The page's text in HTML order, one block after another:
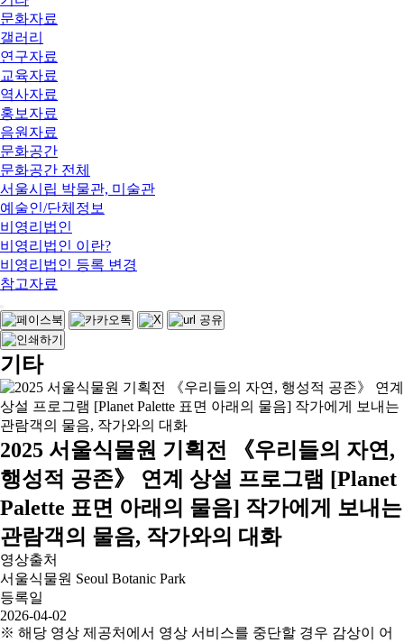
문화자료
갤러리
연구자료
교육자료
역사자료
홍보자료
음원자료
문화공간
문화공간 전체
서울시립 박물관, 미술관
예술인/단체정보
비영리법인
비영리법인 이란?
비영리법인 등록 변경
참고자료
기타
2025 서울식물원 기획전 《우리들의 자연,
행성적 공존》 연계 상설 프로그램 [Planet
Palette 표면 아래의 물음] 작가에게 보내는
관람객의 물음, 작가와의 대화
영상출처
서울식물원 Seoul Botanic Park
등록일
2026-04-02
※ 해당 영상 제공처에서 영상 서비스를 중단할 경우 감상이 어